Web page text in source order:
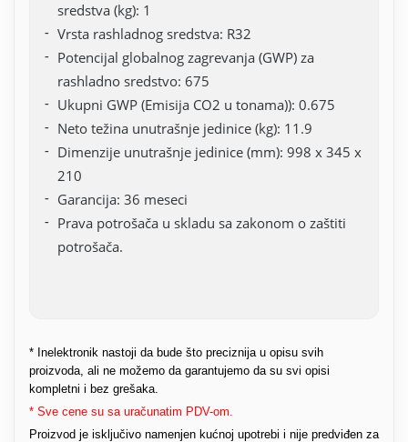
sredstva (kg): 1
Vrsta rashladnog sredstva: R32
Potencijal globalnog zagrevanja (GWP) za
rashladno sredstvo: 675
Ukupni GWP (Emisija CO2 u tonama)): 0.675
Neto težina unutrašnje jedinice (kg): 11.9
Dimenzije unutrašnje jedinice (mm): 998 x 345 x
210
Garancija: 36 meseci
Prava potrošača u skladu sa zakonom o zaštiti
potrošača.
* Inelektronik nastoji da bude što preciznija u opisu svih
proizvoda, ali ne možemo da garantujemo da su svi opisi
kompletni i bez grešaka.
* Sve cene su sa uračunatim PDV-om.
Proizvod je isključivo namenjen kućnoj upotrebi i nije predviđen za